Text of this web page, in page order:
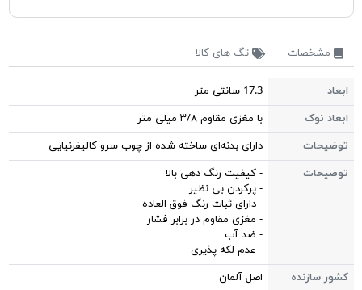
مشخصات تگ های کالا
ابعاد
17.3 سانتی متر
ابعاد نوک
با مغزی مقاوم ۳/۸ میلی متر
توضیحات
دارای بدنه‌ای ساخته شده از چوب سرو کالیفرنیایی
توضیحات
- کیفیت رنگ دهی بالا
- پرکردن بی نظیر
- دارای ثبات رنگ فوق العاده
- مغزی مقاوم در برابر فشار
- ضد آب
- عدم لکه پذیری
کشور سازنده
اصل آلمان